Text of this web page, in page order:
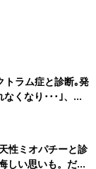
り添い、受け止
禁物！ 自分で
やる気と自信に
さい。（取材・
「ストレスフリ
トラム症と診断｡発
くなり･･･｣、元
性ミオパチーと診
しい思いも。だか